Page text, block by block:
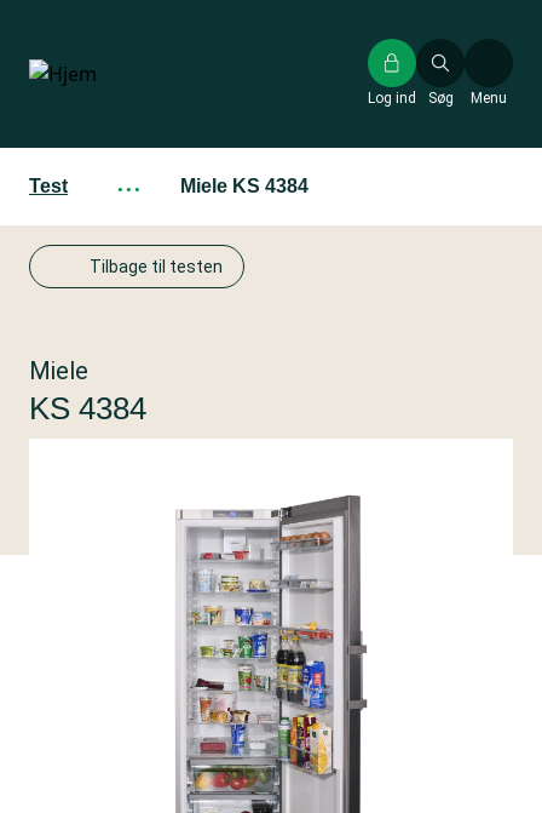
hovedindhold
Søg
Log ind Menu
Test ··· Miele KS 4384
Tilbage til testen
Miele
KS 4384